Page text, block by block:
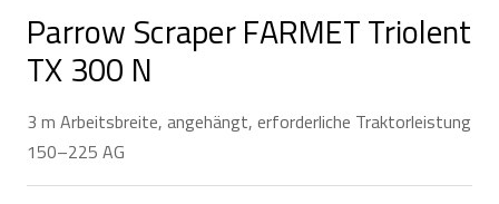
Parrow Scraper FARMET Triolent
TX 300 N
3 m Arbeitsbreite, angehängt, erforderliche Traktorleistung
150–225 AG